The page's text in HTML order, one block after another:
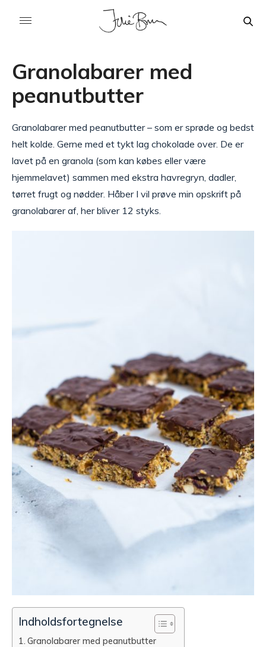
Granolabarer med
peanutbutter
Granolabarer med peanutbutter – som er sprøde og bedst
helt kolde. Gerne med et tykt lag chokolade over. De er
lavet på en granola (som kan købes eller være
hjemmelavet) sammen med ekstra havregryn, dadler,
tørret frugt og nødder. Håber I vil prøve min opskrift på
granolabarer af, her bliver 12 styks.
Indholdsfortegnelse
Granolabarer med peanutbutter